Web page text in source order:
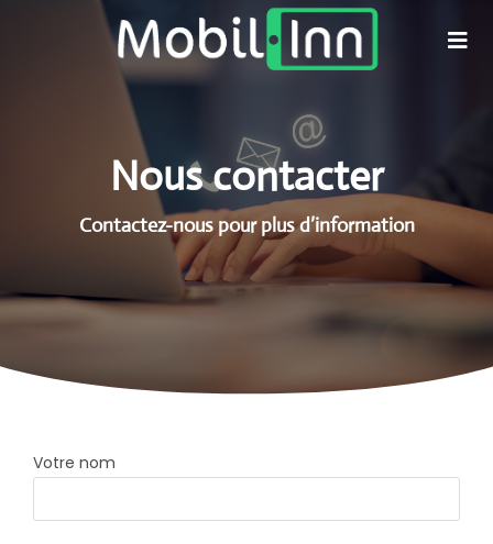
Nous contacter
Contactez-nous pour plus d’information
Votre nom